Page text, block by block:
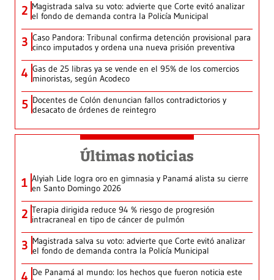
2 Magistrada salva su voto: advierte que Corte evitó analizar
el fondo de demanda contra la Policía Municipal
3 Caso Pandora: Tribunal confirma detención provisional para
cinco imputados y ordena una nueva prisión preventiva
4 Gas de 25 libras ya se vende en el 95% de los comercios
minoristas, según Acodeco
5 Docentes de Colón denuncian fallos contradictorios y
desacato de órdenes de reintegro
Últimas noticias
1 Alyiah Lide logra oro en gimnasia y Panamá alista su cierre
en Santo Domingo 2026
2 Terapia dirigida reduce 94 % riesgo de progresión
intracraneal en tipo de cáncer de pulmón
3 Magistrada salva su voto: advierte que Corte evitó analizar
el fondo de demanda contra la Policía Municipal
4 De Panamá al mundo: los hechos que fueron noticia este